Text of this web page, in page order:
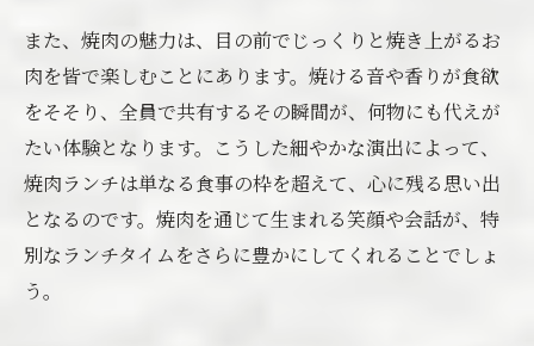
また、焼肉の魅力は、目の前でじっくりと焼き上がるお
肉を皆で楽しむことにあります。焼ける音や香りが食欲
をそそり、全員で共有するその瞬間が、何物にも代えが
たい体験となります。こうした細やかな演出によって、
焼肉ランチは単なる食事の枠を超えて、心に残る思い出
となるのです。焼肉を通じて生まれる笑顔や会話が、特
別なランチタイムをさらに豊かにしてくれることでしょ
う。